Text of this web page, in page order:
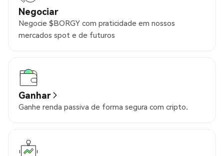
Negociar
Negocie $BORGY com praticidade em nossos
mercados spot e de futuros
Ganhar
Ganhe renda passiva de forma segura com cripto.